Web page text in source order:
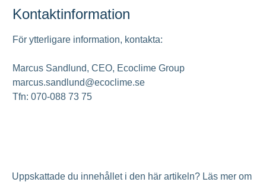
Kontaktinformation
För ytterligare information, kontakta:
Marcus Sandlund, CEO, Ecoclime Group
marcus.sandlund@ecoclime.se
Tfn: 070-088 73 75
Uppskattade du innehållet i den här artikeln? Läs mer om